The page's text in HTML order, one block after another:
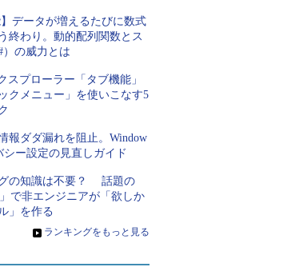
】データが増えるたびに数式
終わり。動的配列関数とス
）の威力とは
スプローラー「タブ機能」
クメニュー」を使いこなす5
報ダダ漏れを阻止。Window
シー設定の見直しガイド
の知識は不要？ 話題の
」で非エンジニアが「欲しか
」を作る
» ランキングをもっと見る